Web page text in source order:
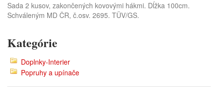
Sada 2 kusov, zakončených kovovými hákmi. Dĺžka 100cm.
Schváleným MD ČR, č.osv. 2695. TÜV/GS.
Kategórie
Doplnky-Interier
Popruhy a upínače